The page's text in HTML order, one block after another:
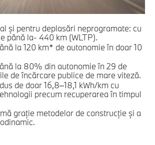
şi pentru deplasări neprogramate: cu
până la- 440 km (WLTP).
la 120 km* de autonomie în doar 10
la 80% din autonomie în 29 de
de încărcare publice de mare viteză.
de doar 16,8–18,1 kWh/km cu
precum recuperarea în timpul
graţie metodelor de construcţie şi a